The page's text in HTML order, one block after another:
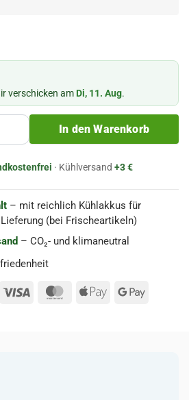
verschicken am Di, 11. Aug.
420ml – Herbapol Menge
In den Warenkorb
· Kühlversand +3 €
– mit reichlich Kühlakkus für
(bei Frischeartikeln)
– CO₂- und klimaneutral
Visa MasterCard
Apple Google